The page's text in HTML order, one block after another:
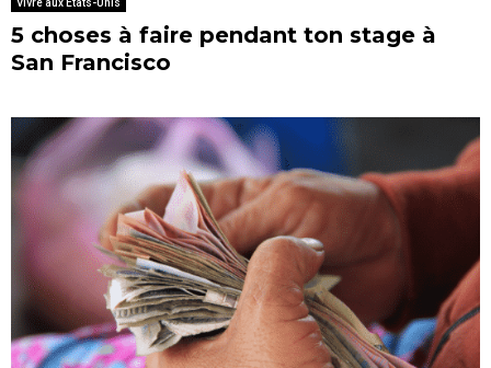
5 choses à faire pendant ton stage à
San Francisco